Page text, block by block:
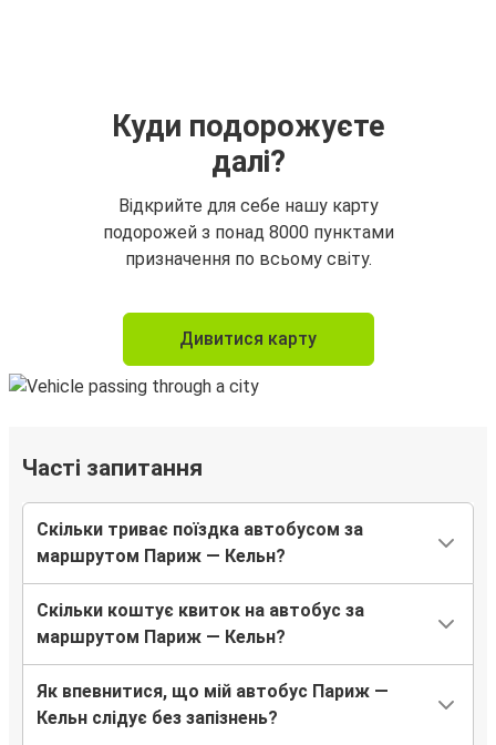
Куди подорожуєте
далі?
Відкрийте для себе нашу карту
подорожей з понад 8000 пунктами
призначення по всьому світу.
Дивитися карту
Часті запитання
Скільки триває поїздка автобусом за
маршрутом Париж — Кельн?
Скільки коштує квиток на автобус за
маршрутом Париж — Кельн?
Як впевнитися, що мій автобус Париж —
Кельн слідує без запізнень?